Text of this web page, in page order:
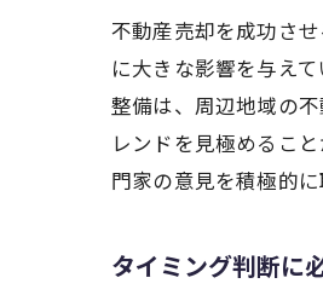
不動産売却を成功さ
に大きな影響を与え
整備は、周辺地域の
レンドを見極めるこ
門家の意見を積極的
タイミング判断に